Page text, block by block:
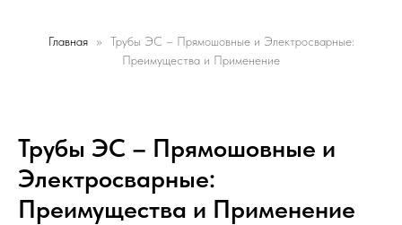
Заказать звонок
Главная
Трубы ЭС – Прямошовные и Электросварные:
Преимущества и Применение
Трубы ЭС – Прямошовные и
Электросварные:
Преимущества и Применение
Заказать звонок